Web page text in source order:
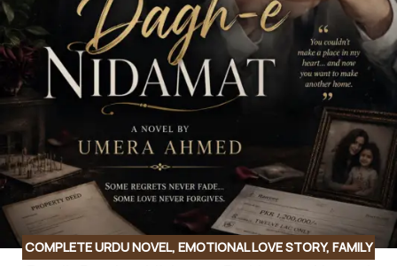
COMPLETE URDU NOVEL, EMOTIONAL LOVE STORY, FAMILY